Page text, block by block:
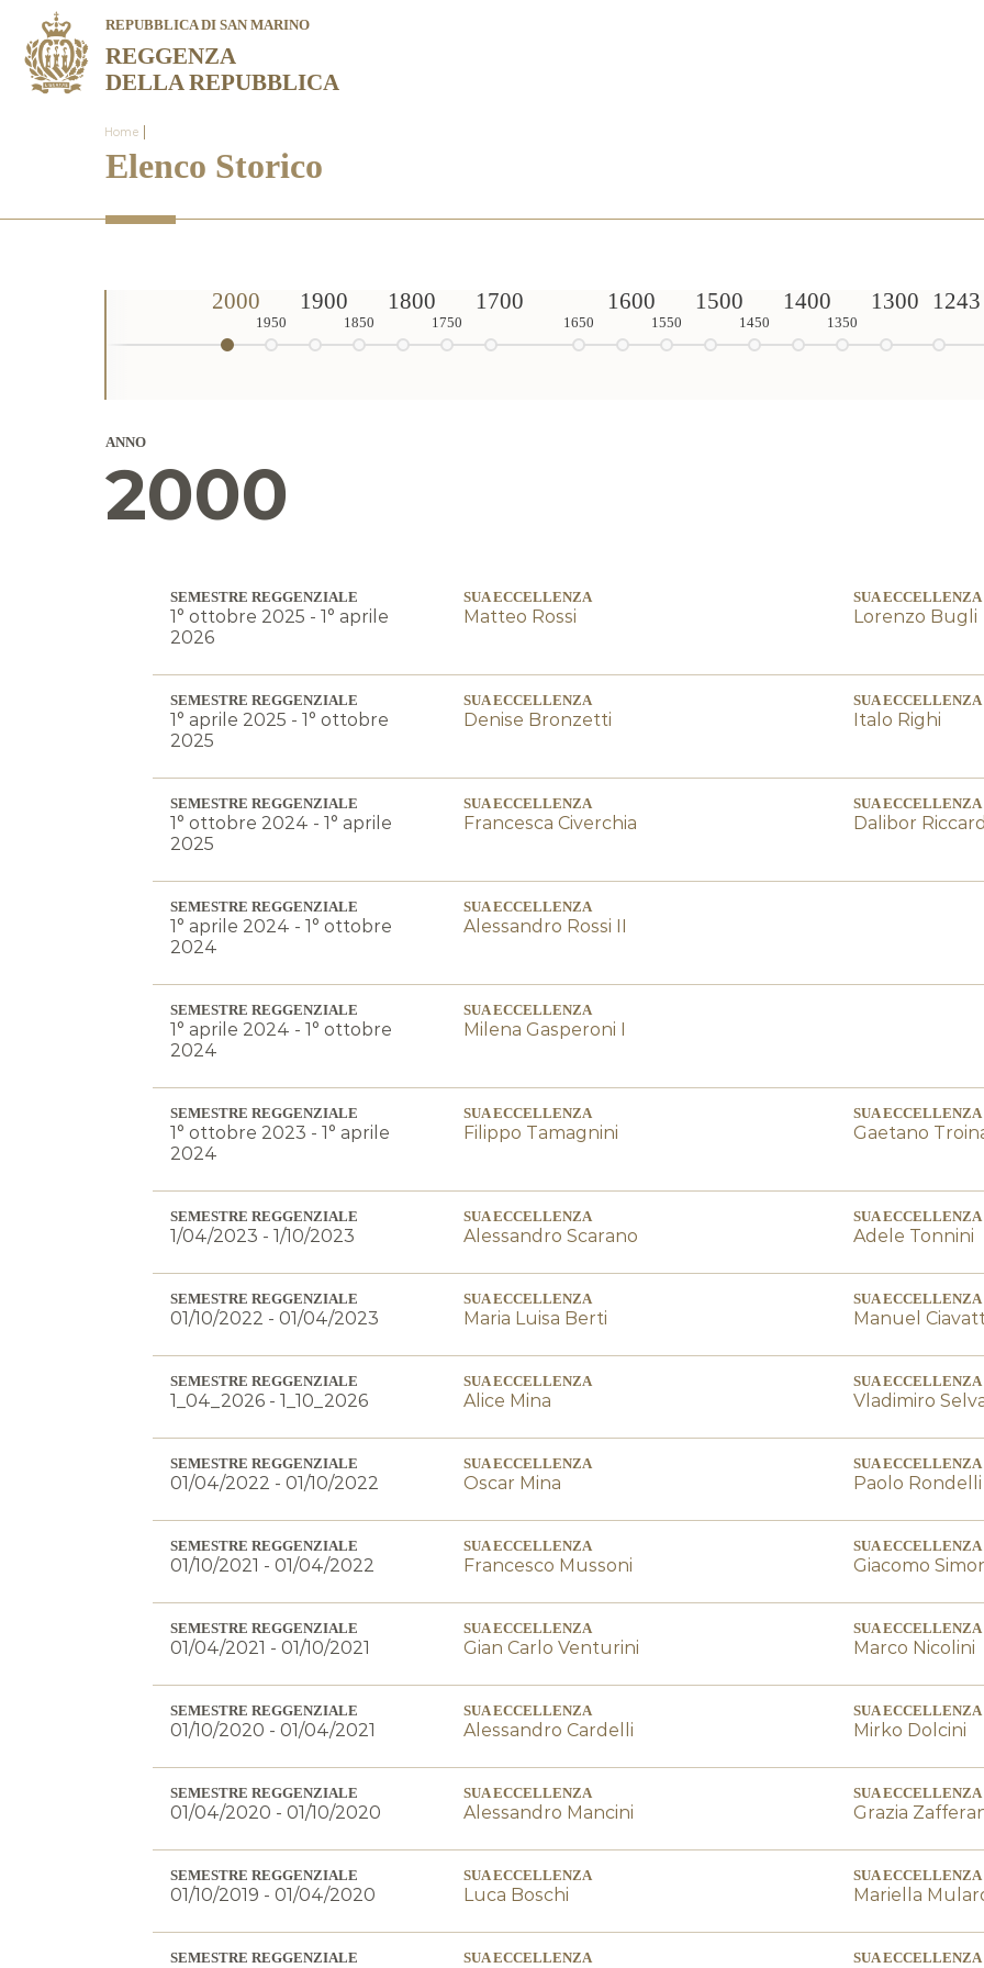
REPUBBLICA DI SAN MARINO
REGGENZA
DELLA REPUBBLICA
Home
Elenco Storico
2000
1950
1900
1850
1800
1750
1700
1650
1600
1550
1500
1450
1400
1350
1300 1243
ANNO
2000
SEMESTRE REGGENZIALE
1° ottobre 2025 - 1° aprile
2026
SUA ECCELLENZA
Matteo Rossi
SUA ECCELLENZA
Lorenzo Bugli
SEMESTRE REGGENZIALE
1° aprile 2025 - 1° ottobre
2025
SUA ECCELLENZA
Denise Bronzetti
SUA ECCELLENZA
Italo Righi
SEMESTRE REGGENZIALE
1° ottobre 2024 - 1° aprile
2025
SUA ECCELLENZA
Francesca Civerchia
SUA ECCELLENZA
Dalibor
SEMESTRE REGGENZIALE
1° aprile 2024 - 1° ottobre
2024
SUA ECCELLENZA
Alessandro Rossi II
SEMESTRE REGGENZIALE
1° aprile 2024 - 1° ottobre
2024
SUA ECCELLENZA
Milena Gasperoni I
SEMESTRE REGGENZIALE
1° ottobre 2023 - 1° aprile
2024
SUA ECCELLENZA
Filippo Tamagnini
SUA ECCELLENZA
Gaetano
SEMESTRE REGGENZIALE
1/04/2023 - 1/10/2023
SUA ECCELLENZA
Alessandro Scarano
SUA ECCELLENZA
Adele Tonnini
SEMESTRE REGGENZIALE
01/10/2022 - 01/04/2023
SUA ECCELLENZA
Maria Luisa Berti
SUA ECCELLENZA
Manuel
SEMESTRE REGGENZIALE
1_04_2026 - 1_10_2026
SUA ECCELLENZA
Alice Mina
SUA ECCELLENZA
Vladimiro
SEMESTRE REGGENZIALE
01/04/2022 - 01/10/2022
SUA ECCELLENZA
Oscar Mina
SUA ECCELLENZA
Paolo Rondelli
SEMESTRE REGGENZIALE
01/10/2021 - 01/04/2022
SUA ECCELLENZA
Francesco Mussoni
SUA ECCELLENZA
Giacomo
SEMESTRE REGGENZIALE
01/04/2021 - 01/10/2021
SUA ECCELLENZA
Gian Carlo Venturini
SUA ECCELLENZA
Marco Nicolini
SEMESTRE REGGENZIALE
01/10/2020 - 01/04/2021
SUA ECCELLENZA
Alessandro Cardelli
SUA ECCELLENZA
Mirko Dolcini
SEMESTRE REGGENZIALE
01/04/2020 - 01/10/2020
SUA ECCELLENZA
Alessandro Mancini
SUA ECCELLENZA
Grazia
SEMESTRE REGGENZIALE
01/10/2019 - 01/04/2020
SUA ECCELLENZA
Luca Boschi
SUA ECCELLENZA
Mariella
SEMESTRE REGGENZIALE SUA ECCELLENZA SUA ECCELLENZA